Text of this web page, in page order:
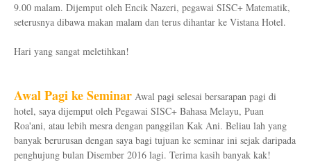
9.00 malam. Dijemput oleh Encik Nazeri, pegawai SISC+ Matematik,
seterusnya dibawa makan malam dan terus dihantar ke Vistana Hotel.
Hari yang sangat meletihkan!
Awal Pagi ke Seminar Awal pagi selesai bersarapan pagi di
hotel, saya dijemput oleh Pegawai SISC+ Bahasa Melayu, Puan
Roa'ani, atau lebih mesra dengan panggilan Kak Ani. Beliau lah yang
banyak berurusan dengan saya bagi tujuan ke seminar ini sejak daripada
penghujung bulan Disember 2016 lagi. Terima kasih banyak kak!